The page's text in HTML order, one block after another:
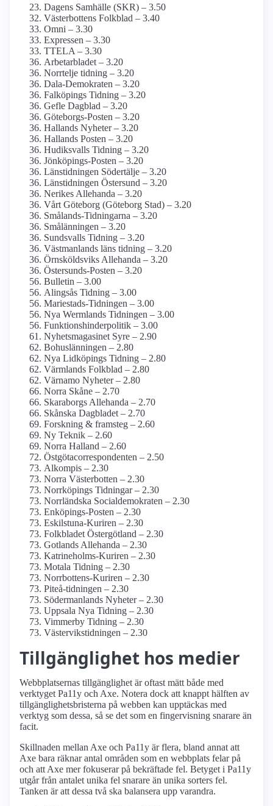
Dagens Samhälle (SKR) – 3.50
Västerbottens Folkblad – 3.40
Omni – 3.30
Expressen – 3.30
TTELA – 3.30
Arbetarbladet – 3.20
Norrtelje tidning – 3.20
Dala-Demokraten – 3.20
Falköpings Tidning – 3.20
Gefle Dagblad – 3.20
Göteborgs-Posten – 3.20
Hallands Nyheter – 3.20
Hallands Posten – 3.20
Hudiksvalls Tidning – 3.20
Jönköpings-Posten – 3.20
Länstidningen Södertälje – 3.20
Länstidningen Östersund – 3.20
Nerikes Allehanda – 3.20
Vårt Göteborg (Göteborg Stad) – 3.20
Smålands-Tidningarna – 3.20
Smålänningen – 3.20
Sundsvalls Tidning – 3.20
Västmanlands läns tidning – 3.20
Örnsköldsviks Allehanda – 3.20
Östersunds-Posten – 3.20
Bulletin – 3.00
Alingsås Tidning – 3.00
Mariestads-Tidningen – 3.00
Nya Wermlands Tidningen – 3.00
Funktionshinder­politik – 3.00
Nyhetsmagasinet Syre – 2.90
Bohuslänningen – 2.80
Nya Lidköpings Tidning – 2.80
Värmlands Folkblad – 2.80
Värnamo Nyheter – 2.80
Norra Skåne – 2.70
Skaraborgs Allehanda – 2.70
Skånska Dagbladet – 2.70
Forskning & framsteg – 2.60
Ny Teknik – 2.60
Norra Halland – 2.60
Östgöta­correspondenten – 2.50
Alkompis – 2.30
Norra Västerbotten – 2.30
Norrköpings Tidningar – 2.30
Norrländska Social­demokraten – 2.30
Enköpings-Posten – 2.30
Eskilstuna-Kuriren – 2.30
Folkbladet Östergötland – 2.30
Gotlands Allehanda – 2.30
Katrineholms-Kuriren – 2.30
Motala Tidning – 2.30
Norrbottens-Kuriren – 2.30
Piteå-tidningen – 2.30
Söderman­lands Nyheter – 2.30
Uppsala Nya Tidning – 2.30
Vimmerby Tidning – 2.30
Västervikstidningen – 2.30
Tillgänglighet hos medier
Webbplatsernas tillgänglighet är oftast mätt både med
verktyget Pa11y och Axe. Notera dock att knappt hälften av
tillgänglighetsbristerna på webben kan upptäckas med
verktyg som dessa, så se det som en fingervisning snarare än
facit.
Skillnaden mellan Axe och Pa11y är flera, bland annat att
Axe bara räknar antal områden som en webbplats felar på
och att Axe mer fokuserar på bekräftade fel. Betyget i Pa11y
utgår från antalet unika fel snarare än unika sorters fel.
Tanken är att dessa två ska balansera upp varandra.